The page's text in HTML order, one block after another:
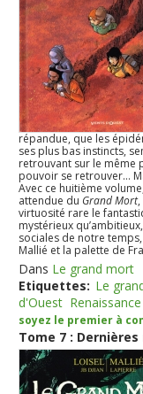
répandue, que les
ses plus bas instincts,
retrouvant sur le même
pouvoir se retrouver…
Avec ce huitième
attendue du Grand Mort
virtuosité rare le
mystérieux
sociales de notre
Mallié et la palette de
Dans Le grand mort
Etiquettes: Le
d'Ouest Renaissance
soyez le premier à
Tome 7 :